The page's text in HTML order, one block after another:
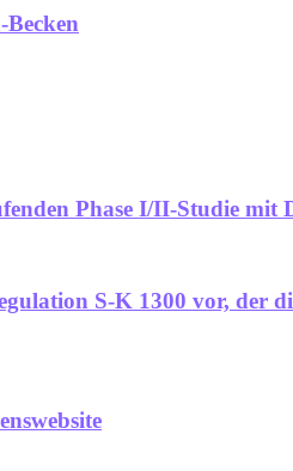
Phase I/II-Studie
S-K 1300 vor, der